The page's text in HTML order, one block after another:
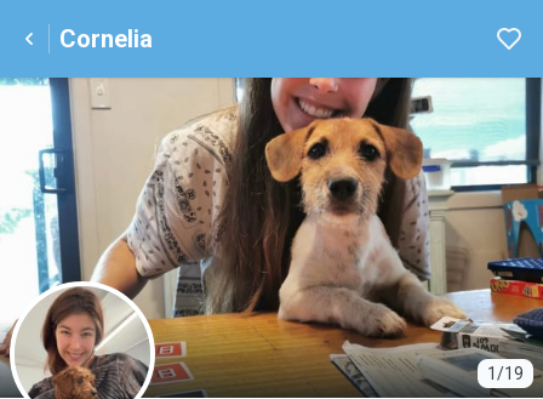
Cornelia
1/19
C